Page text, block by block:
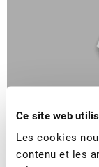
Ce site web
Les cookies
contenu et les
30.06.2026
Fruits